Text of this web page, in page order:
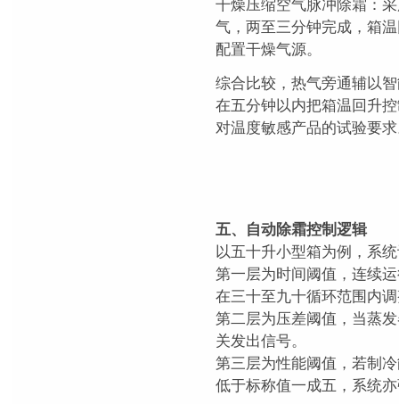
干燥压缩空气脉冲除霜：
气，两至三分钟完成，箱
配置干燥气源。
综合比较，热气旁通辅以
在五分钟以内把箱温回升
对温度敏感产品的试验要
五、自动除霜控制逻辑
以五十升小型箱为例，系
第一层为时间阈值，连续
在三十至九十循环范围内
第二层为压差阈值，当蒸
关发出信号。
第三层为性能阈值，若制
低于标称值一成五，系统